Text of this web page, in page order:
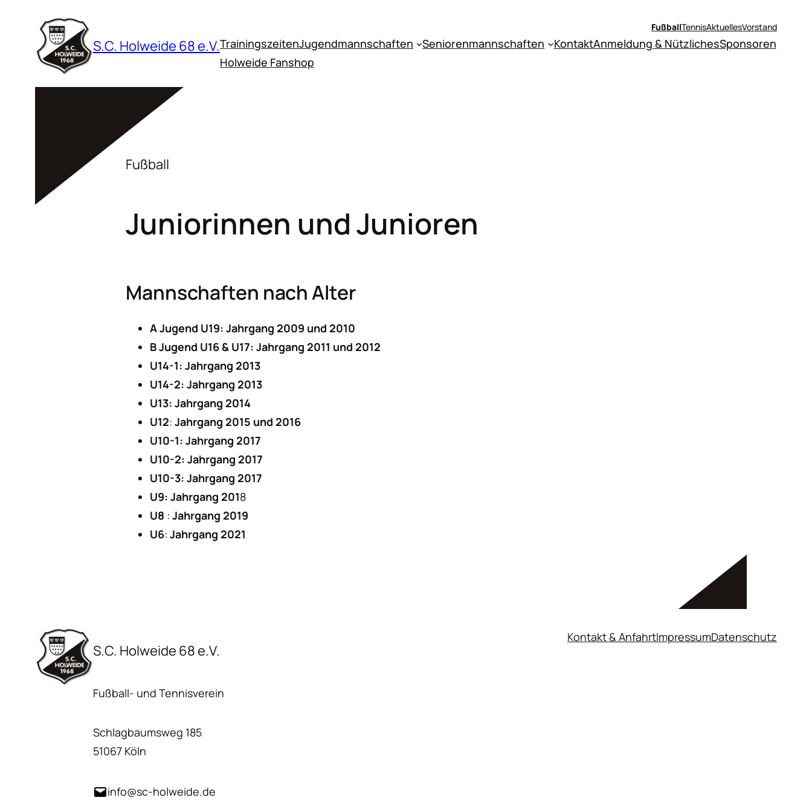
springen
S.C. Holweide 68 e.V.
FußballTennisAktuellesVorstand
TrainingszeitenJugendmannschaften Seniorenmannschaften KontaktAnmeldung & NützlichesSponsoren
Holweide Fanshop
Fußball
Juniorinnen und Junioren
Mannschaften nach Alter
A Jugend U19: Jahrgang 2009 und 2010
B Jugend U16 & U17: Jahrgang 2011 und 2012
U14-1: Jahrgang 2013
U14-2: Jahrgang 2013
U13: Jahrgang 2014
U12: Jahrgang 2015 und 2016
U10-1: Jahrgang 2017
U10-2: Jahrgang 2017
U10-3: Jahrgang 2017
U9: Jahrgang 2018
U8 : Jahrgang 2019
U6: Jahrgang 2021
S.C. Holweide 68 e.V.
Fußball- und Tennisverein
Schlagbaumsweg 185
51067 Köln
info@sc-holweide.de
Kontakt & AnfahrtImpressumDatenschutz